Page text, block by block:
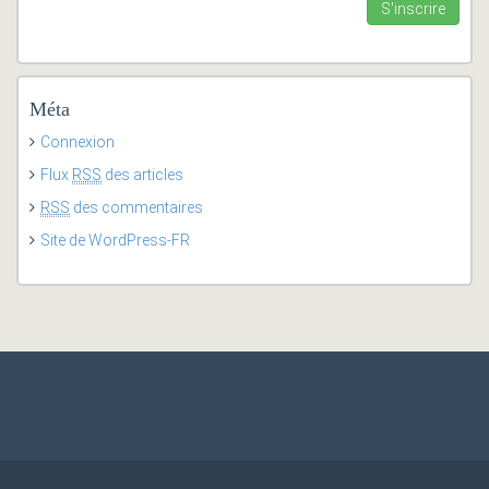
Méta
Connexion
Flux RSS des articles
RSS des commentaires
Site de WordPress-FR